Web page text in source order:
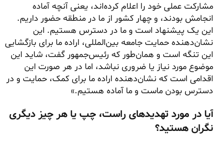
مشارکت عملی خود را اعلام کرده‌اند، یعنی آنچه آماده
انجامش بودند، و چهار کشور از ما در منطقه حضور داریم.
این یک پیشنهاد است و ما در دسترس هستیم. این
نشان‌دهنده حمایت جامعه بین‌المللی، اراده ما برای بازگشایی
این تنگه است و همان‌طور که رئیس‌جمهور گفت، شاید این
موضوع مورد نیاز یا ضروری نباشد، اما در هر صورت این
اقدامی است که نشان‌دهنده اراده ما برای کمک، حمایت و در
دسترس بودن ماست و ما آماده هستیم.»
آیا در مورد تهدیدهای راست، چپ یا هر چیز دیگری
نگران هستید؟